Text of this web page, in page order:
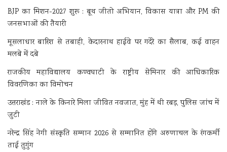
BJP का मिशन-2027 शुरू : बूथ जीतो अभियान, विकास यात्रा और PM की
जनसभाओं की तैयारी
मूसलाधार बारिश से तबाही, केदारनाथ हाईवे पर गदेरे का सैलाब, कई वाहन
मलबे में दबे
राजकीय महाविद्यालय कण्वघाटी के राष्ट्रीय सेमिनार की आधिकारिक
विवरणिका का विमोचन
उत्तराखंड : नाले के किनारे मिला जीवित नवजात, मुंह में थी रबड़, पुलिस जांच में
जुटी
नरेन्द्र सिंह नेगी संस्कृति सम्मान 2026 से सम्मानित होंगे अरुणाचल के रंगकर्मी
ताई तुगुंग